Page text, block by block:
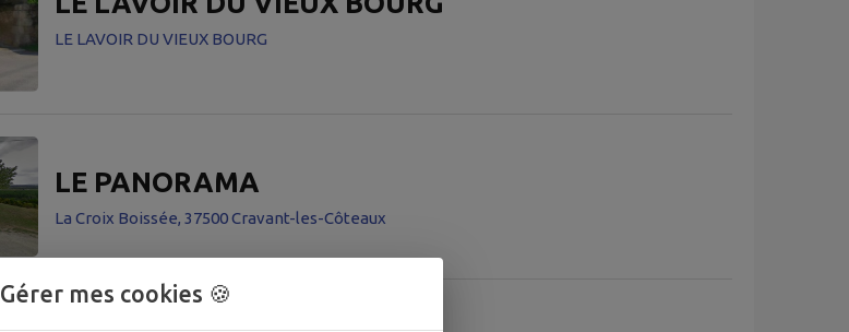
LE LAVOIR DU VIEUX BOURG
LE PANORAMA
La Croix Boissée, 37500 Cravant-les-Côteaux
Gérer mes cookies 🍪